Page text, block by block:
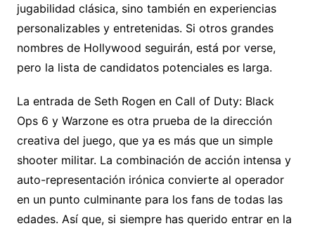
jugabilidad clásica, sino también en experiencias
personalizables y entretenidas. Si otros grandes
nombres de Hollywood seguirán, está por verse,
pero la lista de candidatos potenciales es larga.
La entrada de Seth Rogen en Call of Duty: Black
Ops 6 y Warzone es otra prueba de la dirección
creativa del juego, que ya es más que un simple
shooter militar. La combinación de acción intensa y
auto-representación irónica convierte al operador
en un punto culminante para los fans de todas las
edades. Así que, si siempre has querido entrar en la